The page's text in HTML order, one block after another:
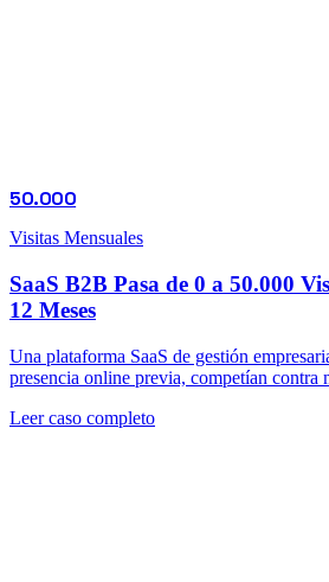
50.000
Visitas Mensuales
SaaS B2B Pasa de 0 a 50.000
12 Meses
Una plataforma SaaS de gestión
presencia online previa, competían contra
Leer caso completo